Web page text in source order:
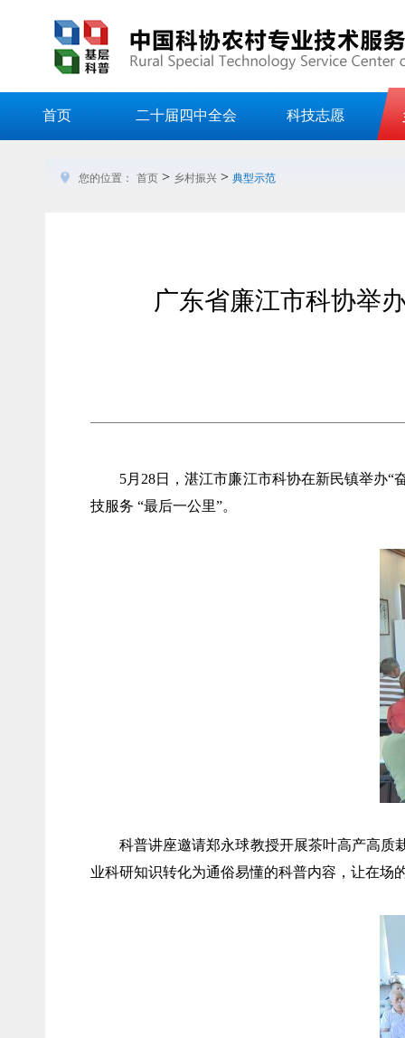
首页 二十届四中全会 科技志愿
您的位置： 首页 > 乡村振兴 > 典型示范
广东省廉江市科协举
5月28日，湛江市廉江市科协在新民镇举办“
技服务 “最后一公里”。
科普讲座邀请郑永球教授开展茶叶高产高质
业科研知识转化为通俗易懂的科普内容，让在场